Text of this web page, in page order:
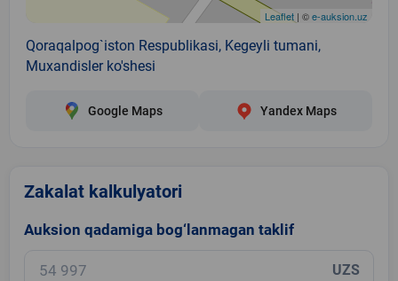
Leaflet | ©e-auksion.uz
Qoraqalpog`iston Respublikasi, Kegeyli tumani,
Muxandisler ko'shesi
Google Maps Yandex Maps
Zakalat kalkulyatori
Auksion qadamiga bog‘lanmagan taklif
UZS